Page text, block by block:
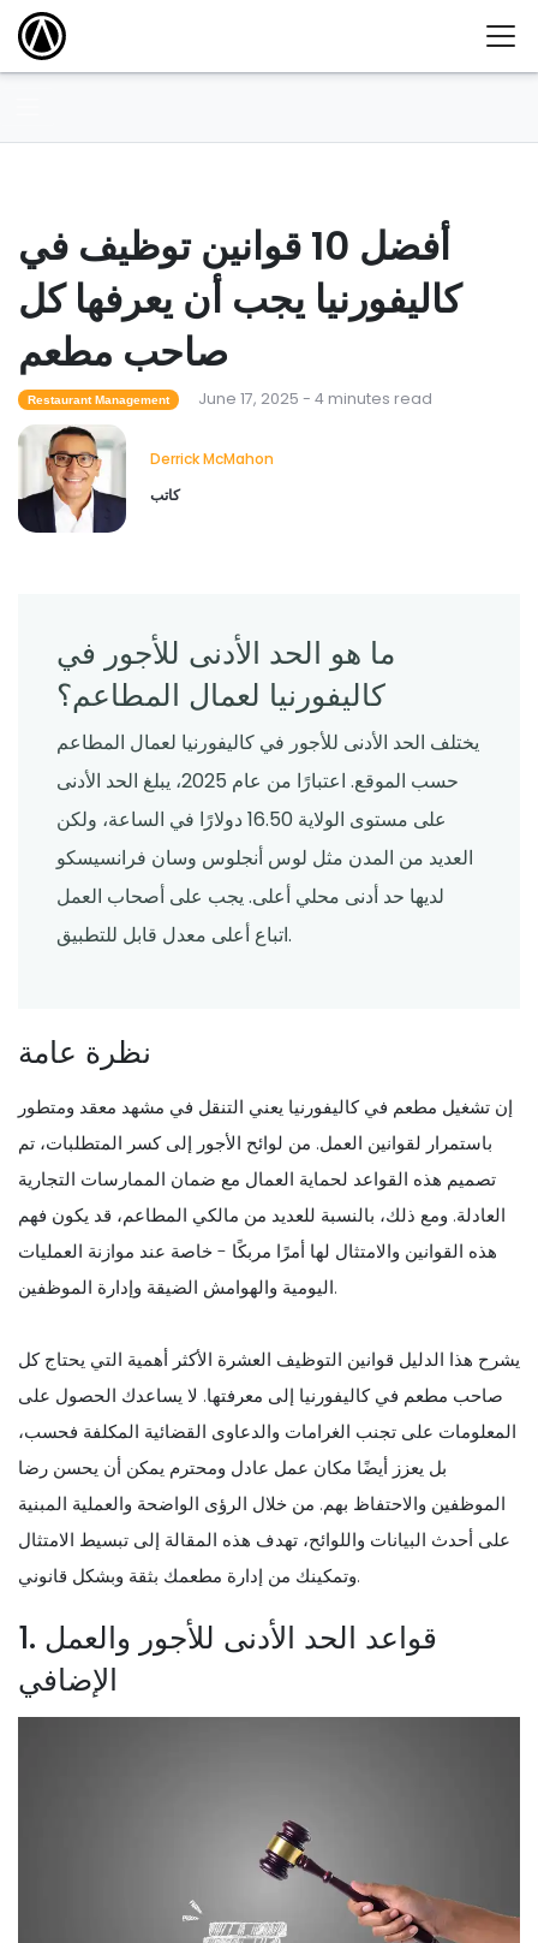
أفضل 10 قوانين توظيف في
كاليفورنيا يجب أن يعرفها كل
صاحب مطعم
Restaurant Management June 17, 2025 - 4 minutes read
Derrick McMahon
كاتب
ما هو الحد الأدنى للأجور في
كاليفورنيا لعمال المطاعم؟
يختلف الحد الأدنى للأجور في كاليفورنيا لعمال المطاعم
حسب الموقع. اعتبارًا من عام 2025، يبلغ الحد الأدنى
على مستوى الولاية 16.50 دولارًا في الساعة، ولكن
العديد من المدن مثل لوس أنجلوس وسان فرانسيسكو
لديها حد أدنى محلي أعلى. يجب على أصحاب العمل
اتباع أعلى معدل قابل للتطبيق.
نظرة عامة
إن تشغيل مطعم في كاليفورنيا يعني التنقل في مشهد معقد ومتطور
باستمرار لقوانين العمل. من لوائح الأجور إلى كسر المتطلبات، تم
تصميم هذه القواعد لحماية العمال مع ضمان الممارسات التجارية
العادلة. ومع ذلك، بالنسبة للعديد من مالكي المطاعم، قد يكون فهم
هذه القوانين والامتثال لها أمرًا مربكًا - خاصة عند موازنة العمليات
اليومية والهوامش الضيقة وإدارة الموظفين.
يشرح هذا الدليل قوانين التوظيف العشرة الأكثر أهمية التي يحتاج كل
صاحب مطعم في كاليفورنيا إلى معرفتها. لا يساعدك الحصول على
المعلومات على تجنب الغرامات والدعاوى القضائية المكلفة فحسب،
بل يعزز أيضًا مكان عمل عادل ومحترم يمكن أن يحسن رضا
الموظفين والاحتفاظ بهم. من خلال الرؤى الواضحة والعملية المبنية
على أحدث البيانات واللوائح، تهدف هذه المقالة إلى تبسيط الامتثال
وتمكينك من إدارة مطعمك بثقة وبشكل قانوني.
1. قواعد الحد الأدنى للأجور والعمل
الإضافي